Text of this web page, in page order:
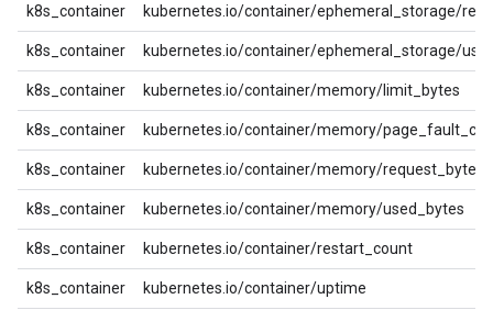
k8s_container kubernetes.io/container/ephemeral_storage/
k8s_container kubernetes.io/container/ephemeral_storage/
k8s_container kubernetes.io/container/memory/limit_bytes
k8s_container kubernetes.io/container/memory/
k8s_container kubernetes.io/container/memory/request_bytes
k8s_container kubernetes.io/container/memory/used_bytes
k8s_container kubernetes.io/container/restart_count
k8s_container kubernetes.io/container/uptime